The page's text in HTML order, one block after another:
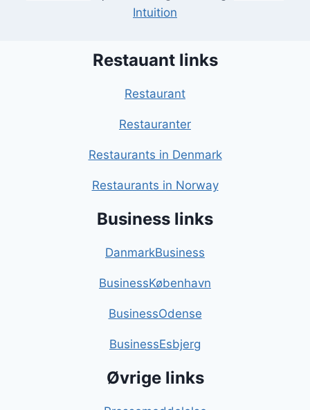
Intuition
Restauant links
Restaurant
Restauranter
Restaurants in Denmark
Restaurants in Norway
Business links
DanmarkBusiness
BusinessKøbenhavn
BusinessOdense
BusinessEsbjerg
Øvrige links